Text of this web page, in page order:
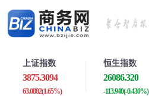
上证指数
3875.3094
63.0882(1.65%)
恒生指数
26086.320
-113.940(-0.430%)